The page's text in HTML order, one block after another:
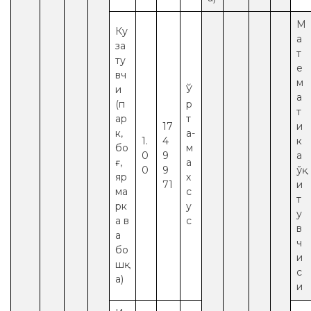
Ку
за
ту
вч
и
(п
ар
к,
бо
ғ,
яр
ма
рк
а в
а
бо
шқ
а)
1.
0
0
17
4
9
9
71
Ў
р
т
а-
м
а
х
с
у
с
М
а
т
е
м
а
т
и
к
а
ўқ
и
т
у
в
ч
и
с
и